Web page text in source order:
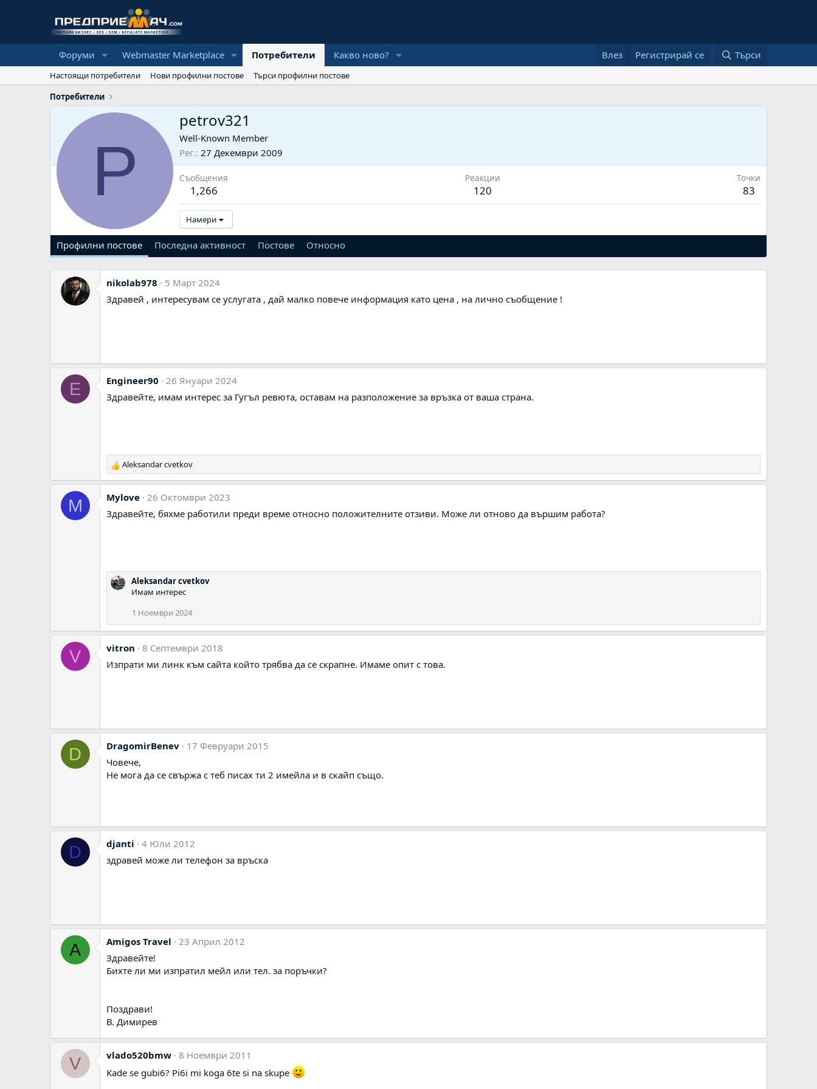
Форуми Webmaster Marketplace Потребители Какво ново? Влез Регистрирай се Търси
Настоящи потребители Нови профилни постове
Търси профилни постове
Потребители
P
petrov321
Well-Known Member
Рег. 27 Декември 2009
Съобщения
1,266
Реакции
120
Точки
83
Намери
Профилни постове Последна активност Постове Относно
nikolab978
5 Март 2024
Здравей , интересувам се услугата , дай малко повече информация като цена , на лично съобщение !
E Engineer90
26 Януари 2024
Здравейте, имам интерес за Гугъл ревюта, оставам на разположение за връзка от ваша страна.
Р
е
к
ц
Aleksandar cvetkov
M Mylove 26 Октомври 2023
Здравейте, бяхме работили преди време относно положителните отзиви. Може ли отново да вършим работа?
Aleksandar cvetkov
Имам интерес
1 Ноември 2024
V vitron
8 Септември 2018
Изпрати ми линк към сайта който трябва да се скрапне. Имаме опит с това.
D DragomirBenev
17 Февруари 2015
Човече,
Не мога да се свържа с теб писах ти 2 имейла и в скайп също.
D djanti
4 Юли 2012
здравей може ли телефон за връска
A Amigos Travel
23 Април 2012
Здравейте!
Бихте ли ми изпратил мейл или тел. за поръчки?
Поздрави!
В. Димирев
V vlado520bmw 8 Ноември 2011
Kade se gubi6? Pi6i mi koga 6te si na skupe